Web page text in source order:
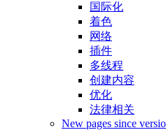
国际化
着色
网络
插件
多线程
创建内容
优化
法律相关
New pages since